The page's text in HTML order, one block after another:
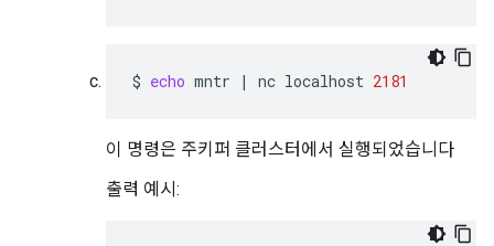
$ echo mntr | nc localhost 2181
이 명령은 주키퍼 클러스터에서 실행되었습니다
출력 예시: